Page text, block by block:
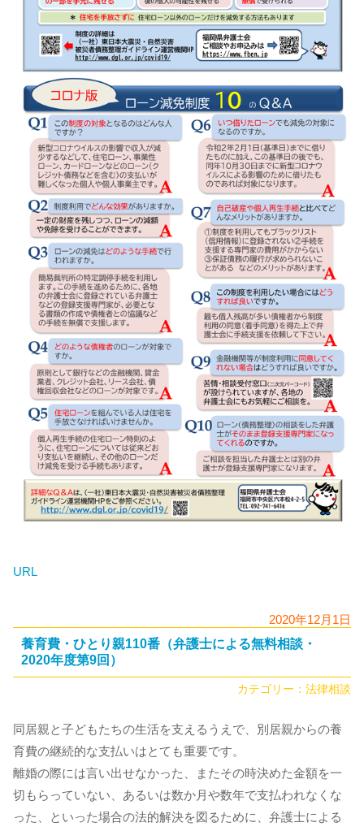
URL
2020年12月1日
養育費・ひとり親110番（弁護士による無料相談・
2020年度第9回）
カテゴリー： 法律相談
同居親と子どもたちの生活を支えるうえで、別居親からの養
育費の継続的な支払いはとても重要です。
離婚の際には言い出せなかった、またその時決めた金額を一
切もらっていない、あるいは数か月や数年で支払われなくな
った、といった場合の法的解決を図るために、弁護士による